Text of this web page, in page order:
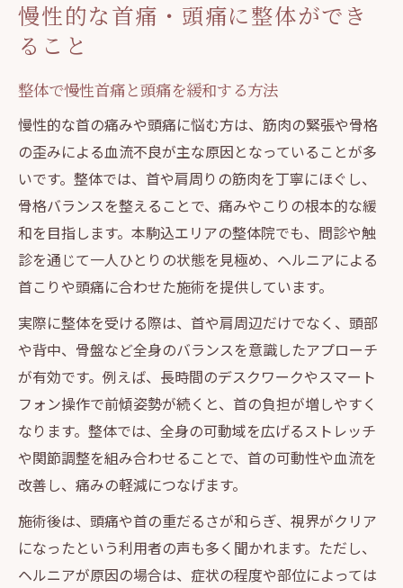
慢性的な首痛・頭痛に整体ができ
ること
整体で慢性首痛と頭痛を緩和する方法
慢性的な首の痛みや頭痛に悩む方は、筋肉の緊張や骨格
の歪みによる血流不良が主な原因となっていることが多
いです。整体では、首や肩周りの筋肉を丁寧にほぐし、
骨格バランスを整えることで、痛みやこりの根本的な緩
和を目指します。本駒込エリアの整体院でも、問診や触
診を通じて一人ひとりの状態を見極め、ヘルニアによる
首こりや頭痛に合わせた施術を提供しています。
実際に整体を受ける際は、首や肩周辺だけでなく、頭部
や背中、骨盤など全身のバランスを意識したアプローチ
が有効です。例えば、長時間のデスクワークやスマート
フォン操作で前傾姿勢が続くと、首の負担が増しやすく
なります。整体では、全身の可動域を広げるストレッチ
や関節調整を組み合わせることで、首の可動性や血流を
改善し、痛みの軽減につなげます。
施術後は、頭痛や首の重だるさが和らぎ、視界がクリア
になったという利用者の声も多く聞かれます。ただし、
ヘルニアが原因の場合は、症状の程度や部位によっては